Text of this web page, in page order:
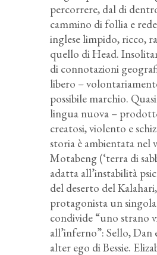
percorrere, dal di
cammino di follia e
inglese limpido, ricco,
quello di Head.
di connotazioni
libero –
possibile marchio.
lingua nuova –
creatosi, violento e
storia è ambientata nel
Motabeng (‘terra di
adatta all’instabilità
del deserto del
protagonista un
condivide “uno strano
all’inferno”: Sello, Dan
alter ego di Bessie.